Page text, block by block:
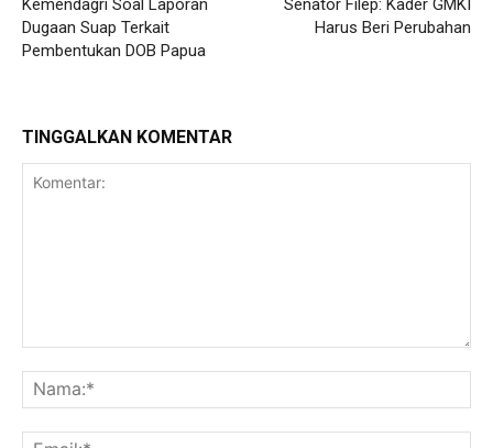
Kemendagri Soal Laporan
Dugaan Suap Terkait
Pembentukan DOB Papua
Senator Filep: Kader GMKI
Harus Beri Perubahan
TINGGALKAN KOMENTAR